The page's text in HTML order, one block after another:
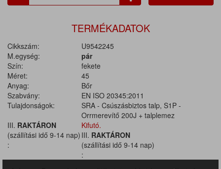
TERMÉKADATOK
Cikkszám:
U9542245
M.egység:
pár
Szín:
fekete
Méret:
45
Anyag:
Bőr
Szabvány:
EN ISO 20345:2011
Tulajdonságok:
SRA - Csúszásbiztos talp, S1P -
Orrmerevítő 200J + talplemez
III. RAKTÁRON
(szállítási idő 9-14 nap)
:
Kifutó.
III. RAKTÁRON
(szállítási idő 9-14 nap)
: